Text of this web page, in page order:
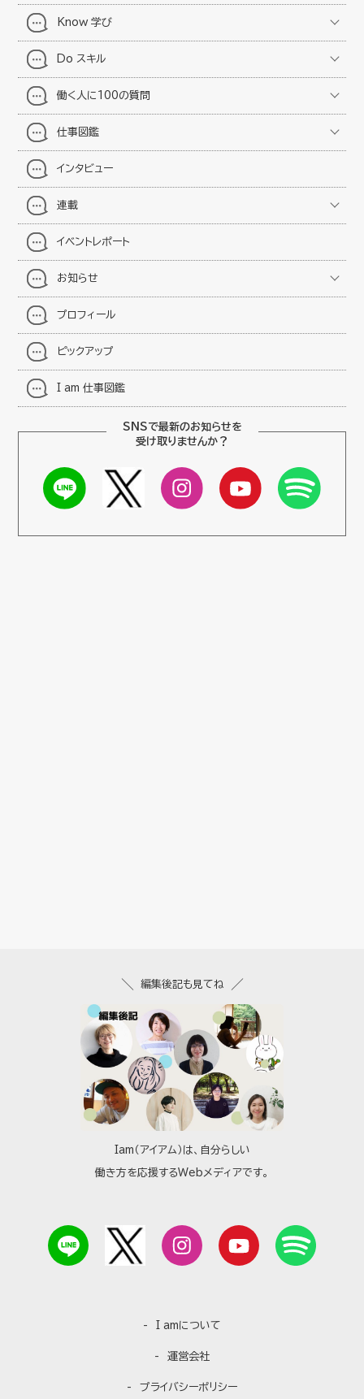
Know 学び
Do スキル
働く人に100の質問
仕事図鑑
インタビュー
連載
イベントレポート
お知らせ
プロフィール
ピックアップ
I am 仕事図鑑
SNSで最新のお知らせを
受け取りませんか？
Iam（アイアム）は、自分らしい
働き方を応援するWebメディアです。
I amについて
運営会社
プライバシーポリシー
編集後記も見てね